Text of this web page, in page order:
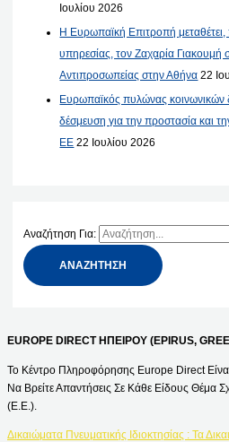
Ιουλίου 2026
Η Ευρωπαϊκή Επιτροπή
υπηρεσίας, τον Ζαχαρία Γιακουμή
Αντιπροσωπείας στην Αθήνα 22
Ευρωπαϊκός πυλώνας κοινωνικών
δέσμευση για την προστασία και
ΕΕ 22 Ιουλίου 2026
Αναζήτηση Για:
EUROPE DIRECT ΗΠΕΙΡΟΥ (EPIRUS,
Το Κέντρο Πληροφόρησης Europe Direct
Να Βρείτε Απαντήσεις Σε Κάθε Είδους Θέμα
(Ε.Ε.).
Δικαιώματα Πνευματικής Ιδιοκτησίας : Τα